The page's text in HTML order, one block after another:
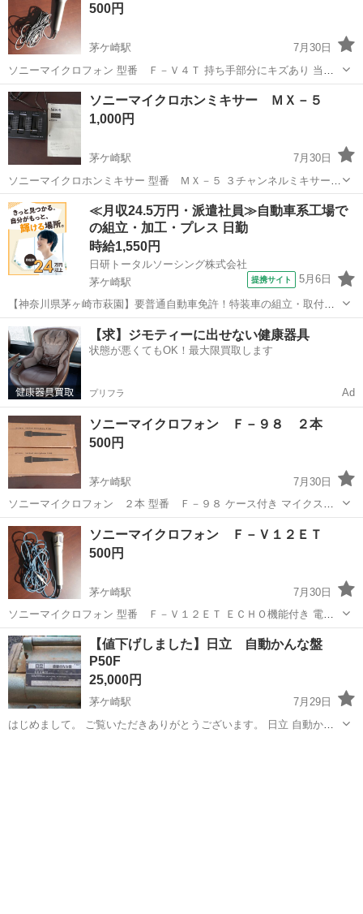
属しません。 箱...500円
茅ケ崎駅
7月30日
ソニーマイクロフォン 型番 Ｆ－Ｖ４Ｔ 持ち手部分にキズあり 当
方、パソコンでの対応になりますので、お問合せのメール返信が遅く
なる事が予想されます。ご了承下さい。
神奈川 茅ヶ崎市 茅ケ崎駅 ソニー
ソニーマイクロホンミキサー ＭＸ－５
1,000円
茅ケ崎駅
7月30日
ソニーマイクロホンミキサー 型番 ＭＸ－５ ３チャンネルミキサー
電源不要 小型軽量 大きさ：幅２２９ｍｍ、高さ５４ｍｍ、奥行き１３
２ｍｍ 重さ：５５０ｇ 取扱説明書付き 当方、パソコンでの対応にな
り...
神奈川 茅ヶ崎市 茅ケ崎駅 その他 ミキサー
≪月収24.5万円・派遣社員≫自動車系工場で
の組立・加工・プレス 日勤
時給1,550円
日研トータルソーシング株式会社
茅ケ崎駅
提携サイト 5月6日
【神奈川県茅ヶ崎市萩園】要普通自動車免許！特装車の組立・取付
《お仕事No.5A103-JS》 お仕事について 特装車（福祉車両）の組立、
一般車種への昇降機やスロープなどの取り付けを行います。主な車種
はミニバン・ワゴンになり...
神奈川 茅ヶ崎市 茅ケ崎駅 その他
【求】ジモティーに出せない健康器具
状態が悪くてもOK！最大限買取します
プリフラ Ad
ソニーマイクロフォン Ｆ－９８ ２本
500円
茅ケ崎駅
7月30日
ソニーマイクロフォン ２本 型番 Ｆ－９８ ケース付き マイクスタ
ンド付き 取扱説明書付き 長期保管品であることをご理解の上、お取引
ください。 当方、パソコンでの対応になりますので、お問合せのメー
ル返信が...
神奈川 茅ヶ崎市 茅ケ崎駅
ソニーマイクロフォン Ｆ－Ｖ１２ＥＴ
500円
茅ケ崎駅
7月30日
ソニーマイクロフォン 型番 Ｆ－Ｖ１２ＥＴ ＥＣＨＯ機能付き 電池
ケース（００６Ｐ）の電池抑えバネ部分に錆あり 当方、パソコンでの
対応になりますので、お問合せのメール返信が遅くなる事が予想され
ます。ご了承下さい。
神奈川 茅ヶ崎市 茅ケ崎駅 その他 ソニー
【値下げしました】日立 自動かんな盤
P50F
25,000円
茅ケ崎駅
7月29日
はじめまして。 ご覧いただきありがとうございます。 日立 自動かん